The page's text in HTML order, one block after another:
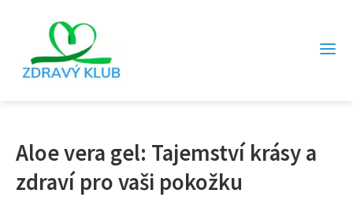
Aloe vera gel: Tajemství krásy a
zdraví pro vaši pokožku